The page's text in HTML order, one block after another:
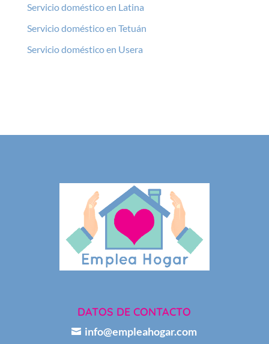
Servicio doméstico en Latina
Servicio doméstico en Tetuán
Servicio doméstico en Usera
DATOS DE CONTACTO
 info@empleahogar.com